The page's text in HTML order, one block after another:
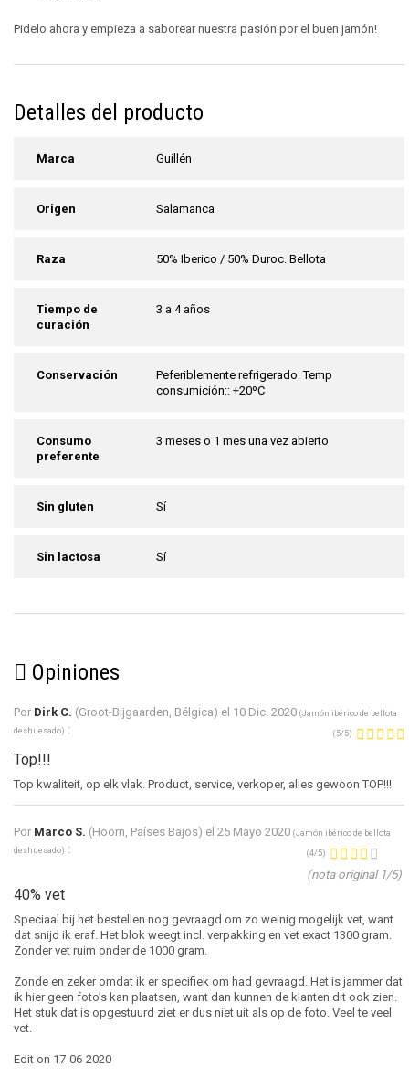
Pidelo ahora y empieza a saborear nuestra pasión por el buen jamón!
Detalles del producto
Marca Guillén
Origen Salamanca
Raza 50% Iberico / 50% Duroc. Bellota
Tiempo de
curación
3 a 4 años
Conservación
Peferiblemente refrigerado. Temp
consumición:: +20ºC
Consumo
preferente
3 meses o 1 mes una vez abierto
Sin gluten Sí
Sin lactosa Sí
Opiniones
Por Dirk C. (Groot-Bijgaarden, Bélgica) el 10 Dic. 2020 (Jamón ibérico de bellota
deshuesado) : ( 5/5)
Top!!!
Top kwaliteit, op elk vlak. Product, service, verkoper, alles gewoon TOP!!!
Por Marco S. (Hoorn, Países Bajos) el 25 Mayo 2020 (Jamón ibérico de bellota
deshuesado) : (4/5)
(nota original 1/5)
40% vet
Speciaal bij het bestellen nog gevraagd om zo weinig mogelijk vet, want
dat snijd ik eraf. Het blok weegt incl. verpakking en vet exact 1300 gram.
Zonder vet ruim onder de 1000 gram.
Zonde en zeker omdat ik er specifiek om had gevraagd. Het is jammer dat
ik hier geen foto’s kan plaatsen, want dan kunnen de klanten dit ook zien.
Het stuk dat is opgestuurd ziet er dus niet uit als op de foto. Veel te veel
vet.
Edit on 17-06-2020